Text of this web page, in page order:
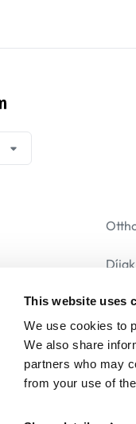
This website uses
We use cookies to
We also share
partners who may
from your use of
Díjak